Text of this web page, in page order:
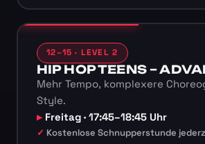
12–15 · LEVEL 2
HIP HOP TEENS –
Mehr Tempo, komplexere
Style.
Freitag · 17:45–18:45 Uhr
Kostenlose Schnupperstunde